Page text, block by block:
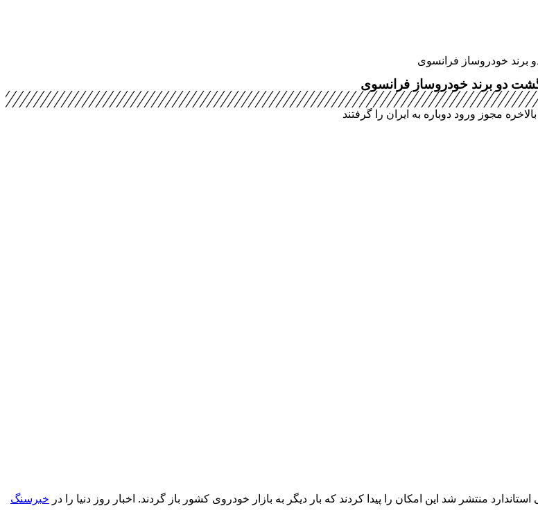
برند خودروساز فرانسوی
دو برند خودروساز فرانسوی
منتشر شد این امکان را پیدا کردند که بار دیگر به بازار خودروی کشور باز گردند. اخبار روز دنیا را در خبرسنگ